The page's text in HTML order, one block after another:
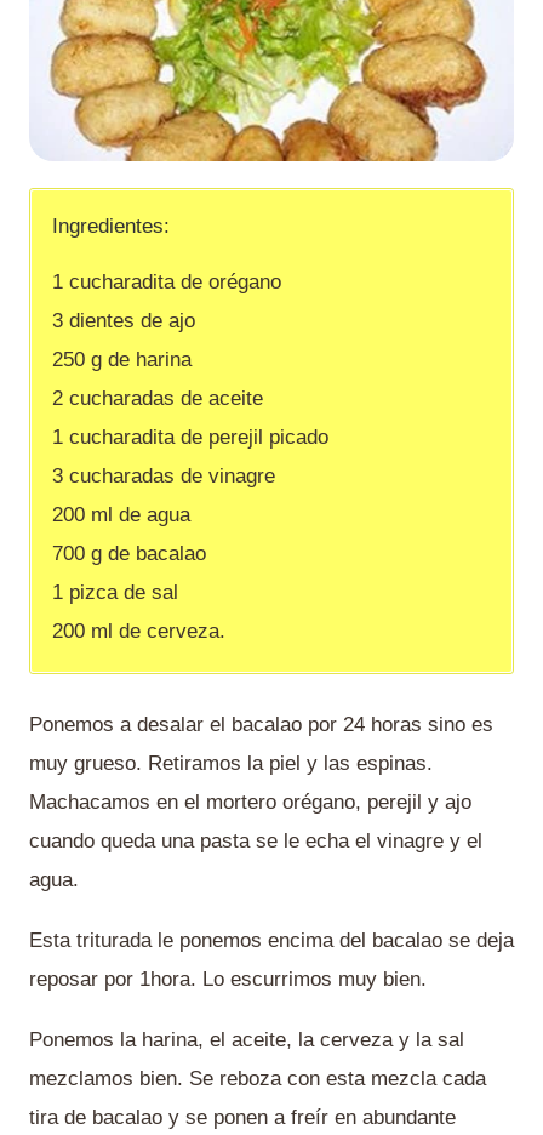
Ingredientes:
1 cucharadita de orégano
3 dientes de ajo
250 g de harina
2 cucharadas de aceite
1 cucharadita de perejil picado
3 cucharadas de vinagre
200 ml de agua
700 g de bacalao
1 pizca de sal
200 ml de cerveza.
Ponemos a desalar el bacalao por 24 horas sino es
muy grueso. Retiramos la piel y las espinas.
Machacamos en el mortero orégano, perejil y ajo
cuando queda una pasta se le echa el vinagre y el
agua.
Esta triturada le ponemos encima del bacalao se deja
reposar por 1hora. Lo escurrimos muy bien.
Ponemos la harina, el aceite, la cerveza y la sal
mezclamos bien. Se reboza con esta mezcla cada
tira de bacalao y se ponen a freír en abundante